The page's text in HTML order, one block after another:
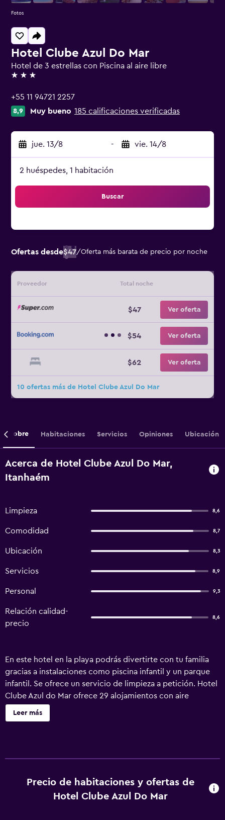
Hotel Clube Azul Do Mar
Hotel de 3 estrellas con Piscina al aire libre
3 estrellas
+55 11 94721 2257
8,9 Muy bueno 185 calificaciones verificadas
jue. 13/8 - vie. 14/8
2 huéspedes, 1 habitación
Buscar
Ofertas desde$47/Oferta más barata de precio por noche
Proveedor Total noche
$47 Ver oferta
$54 Ver oferta
$62 Ver oferta
10 ofertas más de Hotel Clube Azul Do Mar
Fotos
Sobre Habitaciones Servicios Opiniones Ubicación
Acerca de Hotel Clube Azul Do Mar,
Itanhaém
Limpieza 8,6
Comodidad 8,7
Ubicación 8,3
Servicios 8,9
Personal 9,3
Relación calidad-
precio
8,6
En este hotel en la playa podrás divertirte con tu familia
gracias a instalaciones como piscina infantil y un parque
infantil. Se ofrece un servicio de limpieza a petición. Hotel
Clube Azul do Mar ofrece 29 alojamientos con aire
acondicionado. Este hotel en Itanhaém ofrece acceso a
Internet wifi gratis. Los baños están equipados con ducha.
de niños menores de 10 años sin la supervisión de un
adulto. Se pueden practicar las actividades de ocio y
Leer más
Precio de habitaciones y ofertas de
Hotel Clube Azul Do Mar